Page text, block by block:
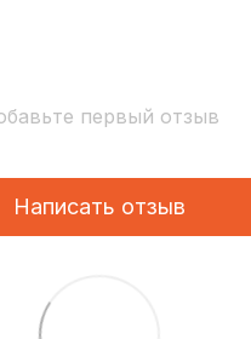
первый отзыв
Написать отзыв